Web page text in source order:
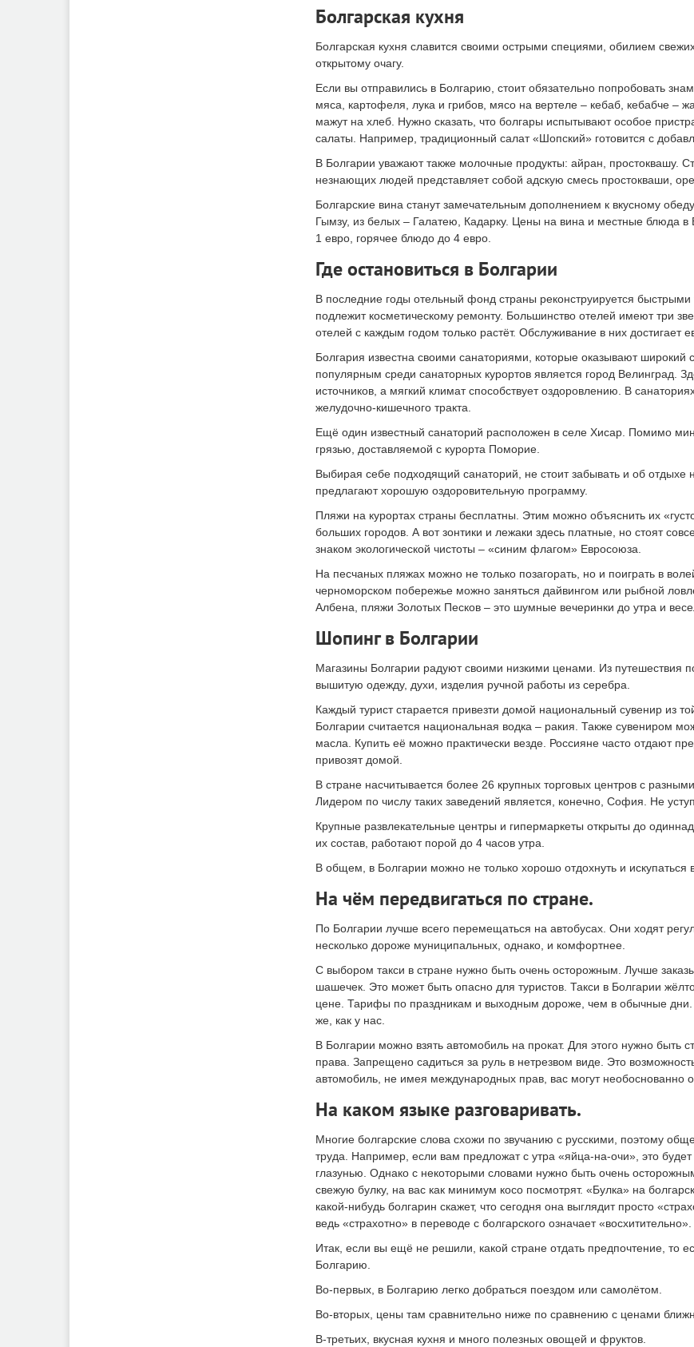
Болгарская кухня
Болгарская кухня славится своими острыми специями, обилием
открытому очагу.
Если вы отправились в Болгарию, стоит обязательно попробовать
мяса, картофеля, лука и грибов, мясо на вертеле – кебаб, кебабче –
мажут на хлеб. Нужно сказать, что болгары испытывают особое
салаты. Например, традиционный салат «Шопский» готовится с
В Болгарии уважают также молочные продукты: айран, простоквашу.
незнающих людей представляет собой адскую смесь простокваши,
Болгарские вина станут замечательным дополнением к вкусному
Гымзу, из белых – Галатею, Кадарку. Цены на вина и местные блюда в
1 евро, горячее блюдо до 4 евро.
Где остановиться в Болгарии
В последние годы отельный фонд страны реконструируется
подлежит косметическому ремонту. Большинство отелей имеют три
отелей с каждым годом только растёт. Обслуживание в них достигает
Болгария известна своими санаториями, которые оказывают
популярным среди санаторных курортов является город Велинград.
источников, а мягкий климат способствует оздоровлению. В
желудочно-кишечного тракта.
Ещё один известный санаторий расположен в селе Хисар. Помимо
грязью, доставляемой с курорта Поморие.
Выбирая себе подходящий санаторий, не стоит забывать и об
предлагают хорошую оздоровительную программу.
Пляжи на курортах страны бесплатны. Этим можно объяснить их
больших городов. А вот зонтики и лежаки здесь платные, но стоят
знаком экологической чистоты – «синим флагом» Евросоюза.
На песчаных пляжах можно не только позагорать, но и поиграть в
черноморском побережье можно заняться дайвингом или рыбной
Албена, пляжи Золотых Песков – это шумные вечеринки до утра и
Шопинг в Болгарии
Магазины Болгарии радуют своими низкими ценами. Из путешествия
вышитую одежду, духи, изделия ручной работы из серебра.
Каждый турист старается привезти домой национальный сувенир из
Болгарии считается национальная водка – ракия. Также сувениром
масла. Купить её можно практически везде. Россияне часто отдают
привозят домой.
В стране насчитывается более 26 крупных торговых центров с
Лидером по числу таких заведений является, конечно, София. Не
Крупные развлекательные центры и гипермаркеты открыты до
их состав, работают порой до 4 часов утра.
В общем, в Болгарии можно не только хорошо отдохнуть и искупаться
На чём передвигаться по стране.
По Болгарии лучше всего перемещаться на автобусах. Они ходят
несколько дороже муниципальных, однако, и комфортнее.
С выбором такси в стране нужно быть очень осторожным. Лучше
шашечек. Это может быть опасно для туристов. Такси в Болгарии
цене. Тарифы по праздникам и выходным дороже, чем в обычные дни.
же, как у нас.
В Болгарии можно взять автомобиль на прокат. Для этого нужно быть
права. Запрещено садиться за руль в нетрезвом виде. Это
автомобиль, не имея международных прав, вас могут необоснованно
На каком языке разговаривать.
Многие болгарские слова схожи по звучанию с русскими, поэтому
труда. Например, если вам предложат с утра «яйца-на-очи», это
глазунью. Однако с некоторыми словами нужно быть очень
свежую булку, на вас как минимум косо посмотрят. «Булка» на
какой-нибудь болгарин скажет, что сегодня она выглядит просто
ведь «страхотно» в переводе с болгарского означает «восхитительно».
Итак, если вы ещё не решили, какой стране отдать предпочтение, то
Болгарию.
Во-первых, в Болгарию легко добраться поездом или самолётом.
Во-вторых, цены там сравнительно ниже по сравнению с ценами
В-третьих, вкусная кухня и много полезных овощей и фруктов.